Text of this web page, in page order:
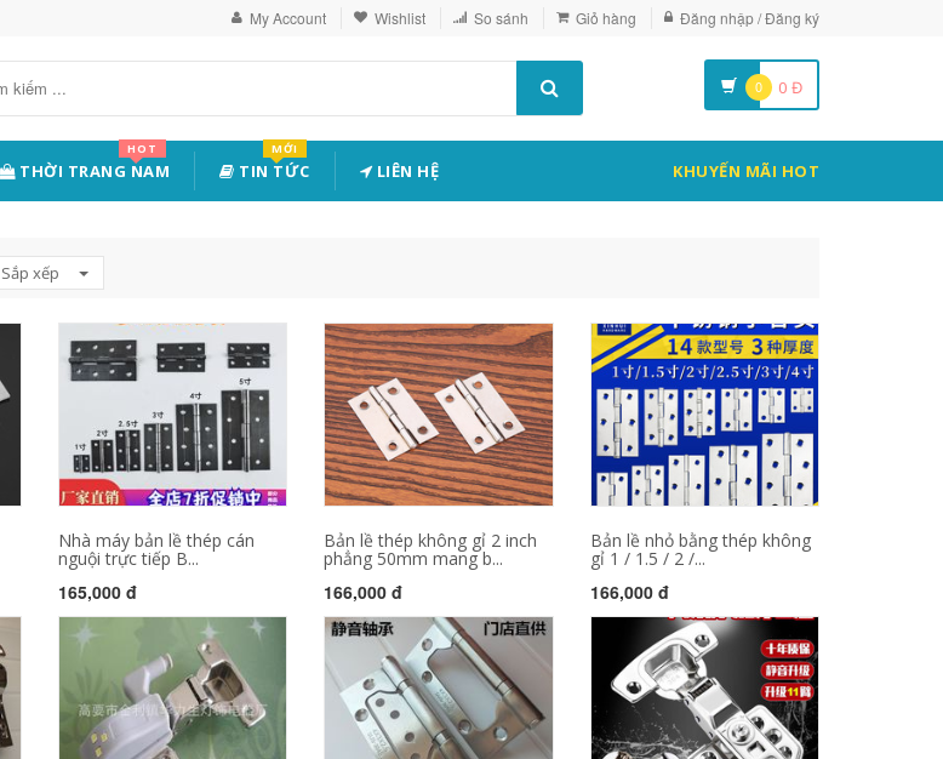
My Account Wishlist So sánh Giỏ hàng Đăng nhập / Đăng ký
0 0 Đ
THỜI TRANG NAM
HOT
TIN TỨC
MỚI
LIÊN HỆ KHUYẾN MÃI HOT
Sắp xếp
Nhà máy bản lề thép cán
nguội trực tiếp B...
165,000 đ
Bản lề thép không gỉ 2 inch
phẳng 50mm mang b...
166,000 đ
Bản lề nhỏ bằng thép không
gỉ 1 / 1.5 / 2 /...
166,000 đ